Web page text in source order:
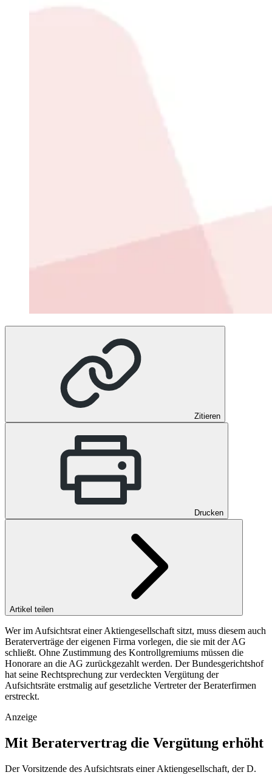
Zitieren
Drucken
Artikel teilen
Wer im Aufsichtsrat einer Aktiengesellschaft sitzt, muss diesem auch
Beraterverträge der eigenen Firma vorlegen, die sie mit der AG
schließt. Ohne Zustimmung des Kontrollgremiums müssen die
Honorare an die AG zurückgezahlt werden. Der Bundesgerichtshof
hat seine Rechtsprechung zur verdeckten Vergütung der
Aufsichtsräte erstmalig auf gesetzliche Vertreter der Beraterfirmen
erstreckt.
Anzeige
Mit Beratervertrag die Vergütung erhöht
Der Vorsitzende des Aufsichtsrats einer Aktiengesellschaft, der D.